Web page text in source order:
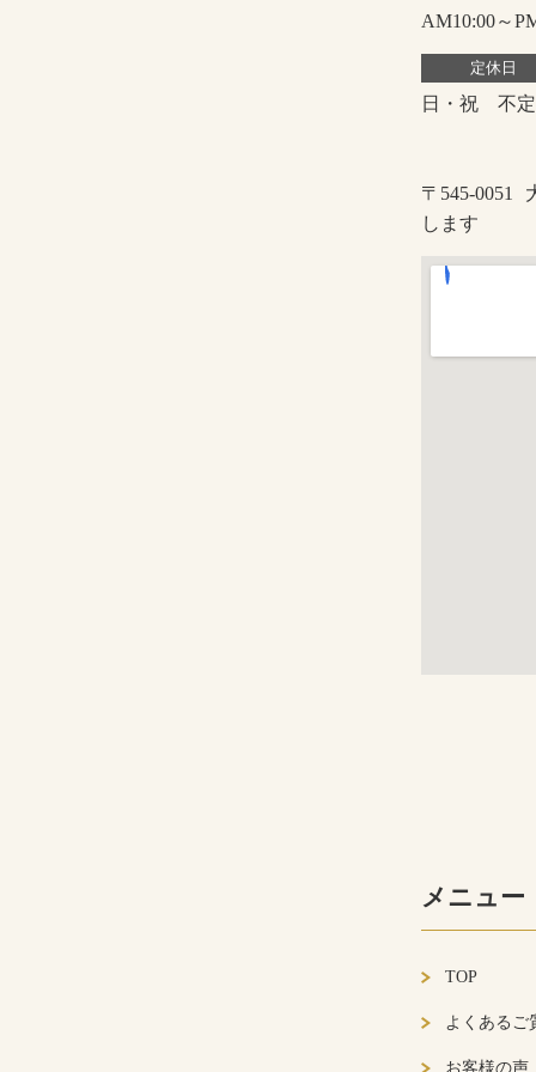
AM10:00～
定休日
日・祝 不定
〒545-0051
します
メニュー
TOP
よくあるご
お客様の声